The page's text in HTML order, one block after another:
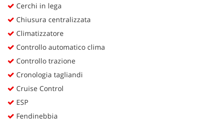
Cerchi in lega
Chiusura centralizzata
Climatizzatore
Controllo automatico clima
Controllo trazione
Cronologia tagliandi
Cruise Control
ESP
Fendinebbia